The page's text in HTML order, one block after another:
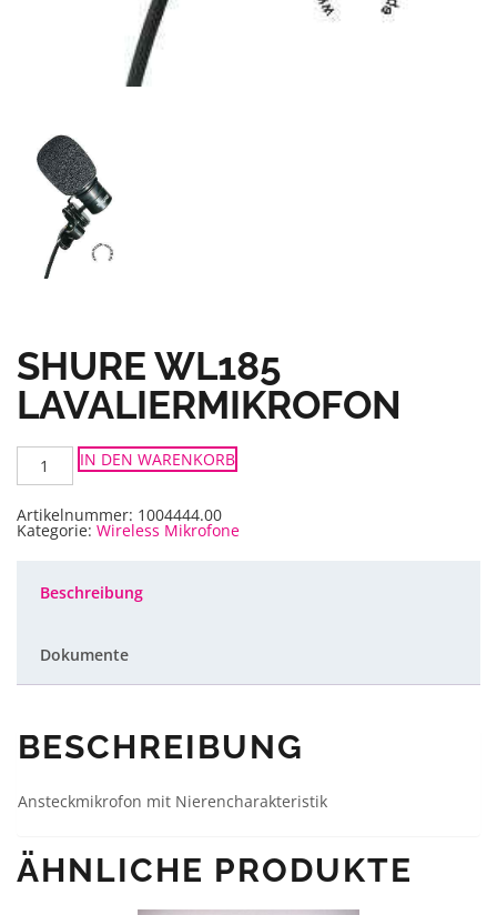
SHURE WL185
LAVALIERMIKROFON
Shure
WL185
Lavaliermikrofon
IN DEN WARENKORB
Artikelnummer: 1004444.00
Kategorie: Wireless Mikrofone
Beschreibung
Dokumente
BESCHREIBUNG
Ansteckmikrofon mit Nierencharakteristik
ÄHNLICHE PRODUKTE